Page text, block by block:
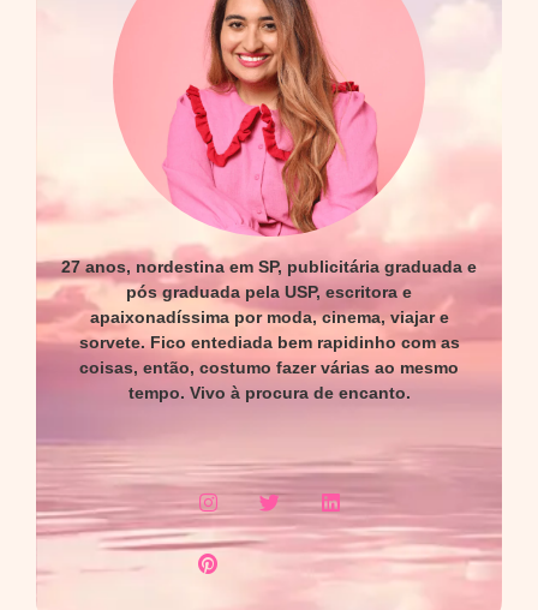
27 anos, nordestina em SP, publicitária graduada e
pós graduada pela USP, escritora e
apaixonadíssima por moda, cinema, viajar e
sorvete. Fico entediada bem rapidinho com as
coisas, então, costumo fazer várias ao mesmo
tempo. Vivo à procura de encanto.